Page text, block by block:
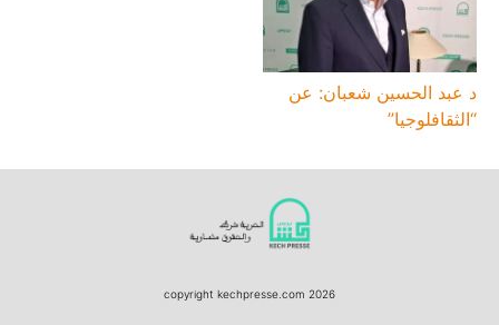
د عبد الحسين شعبان: عن
“الثقافلوجيا”
copyright kechpresse.com 2026